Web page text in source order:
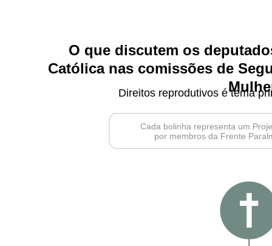
O que discutem os
Católica nas comissões de
Direitos reprodutivos é tema
Cada bolinha representa um
por membros da Frente